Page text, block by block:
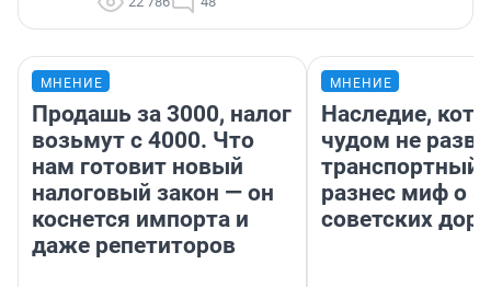
МНЕНИЕ
Продашь за 3000, налог
возьмут с 4000. Что
нам готовит новый
налоговый закон — он
коснется импорта и
даже репетиторов
МНЕНИЕ
Наследие,
чудом не
транспортный
разнес миф о
советских